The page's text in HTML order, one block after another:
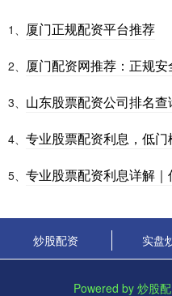
1、 厦门正规配资平台推荐
2、 厦门配资网推荐：正规
3、 山东股票配资公司排名
4、 专业股票配资利息，低
5、 专业股票配资利息详解
炒股配资 实盘
Powered by 炒股